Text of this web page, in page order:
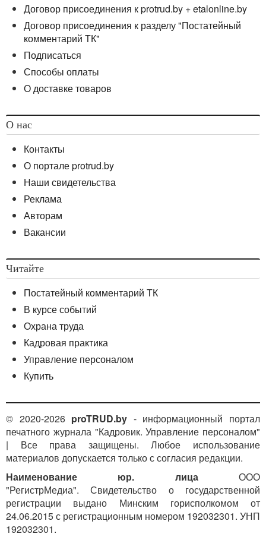
Договор присоединения к protrud.by + etalonline.by
Договор присоединения к разделу "Постатейный
комментарий ТК"
Подписаться
Способы оплаты
О доставке товаров
О нас
Контакты
О портале protrud.by
Наши свидетельства
Реклама
Авторам
Вакансии
Читайте
Постатейный комментарий ТК
В курсе событий
Охрана труда
Кадровая практика
Управление персоналом
Купить
© 2020-2026 proTRUD.by - информационный портал
печатного журнала "Кадровик. Управление персоналом"
| Все права защищены. Любое использование
материалов допускается только с согласия редакции.
Наименование юр. лицаООО
"РегистрМедиа". Свидетельство о государственной
регистрации выдано Минским горисполкомом от
24.06.2015 с регистрационным номером 192032301. УНП
192032301.